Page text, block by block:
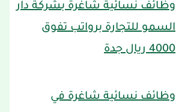
وظائف نسائية شاغرة بشركة دار
السمو للتجارة برواتب تفوق
4000 ريال جدة
وظائف نسائية شاغرة في